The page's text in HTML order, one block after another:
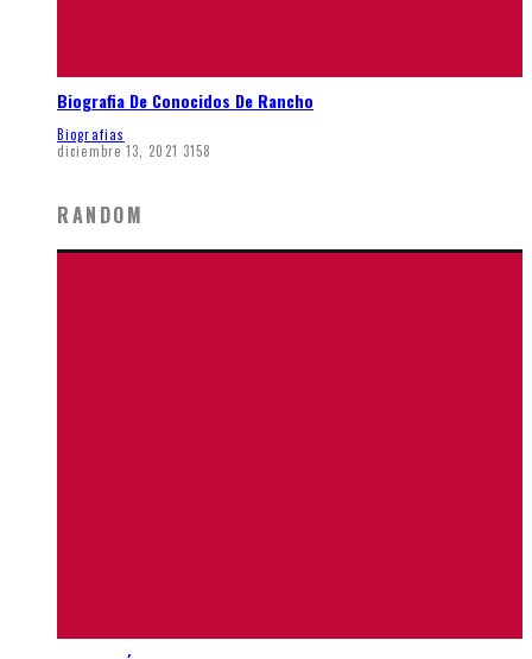
Biografia De Conocidos De Rancho
Biografias
diciembre 13, 2021 3158
RANDOM